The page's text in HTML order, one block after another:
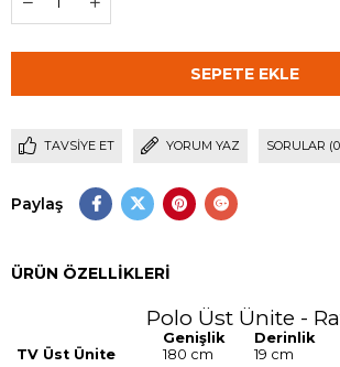
TAVSIYE ET YORUM YAZ SORULAR
Paylaş
ÜRÜN ÖZELLIKLERI
Polo Üst Ünite -
Genişlik Derinlik
TV Üst Ünite
180 cm 19 cm